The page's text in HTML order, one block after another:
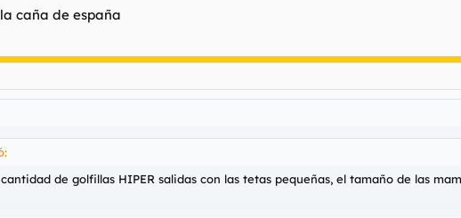
caña de españa
de golfillas HIPER salidas con las tetas pequeñas, el tamaño de las